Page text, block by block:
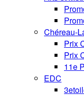
Chéreau-
Prix
Prix
11e
EDC